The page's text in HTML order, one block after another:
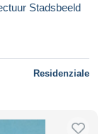
Stadsbeeld
Residenziale